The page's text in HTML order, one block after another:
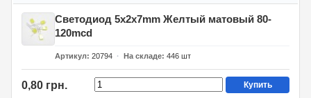
Светодиод 5х2х7mm Желтый матовый 80-
120mcd
Артикул 20794 На складе 446 шт
0,80 грн. Купить